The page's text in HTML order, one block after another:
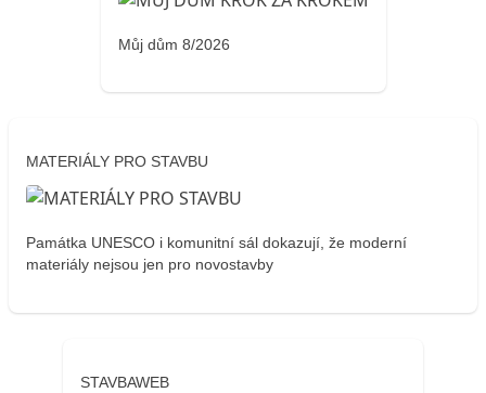
Můj dům 8/2026
MATERIÁLY PRO STAVBU
Památka UNESCO i komunitní sál dokazují, že moderní
materiály nejsou jen pro novostavby
STAVBAWEB